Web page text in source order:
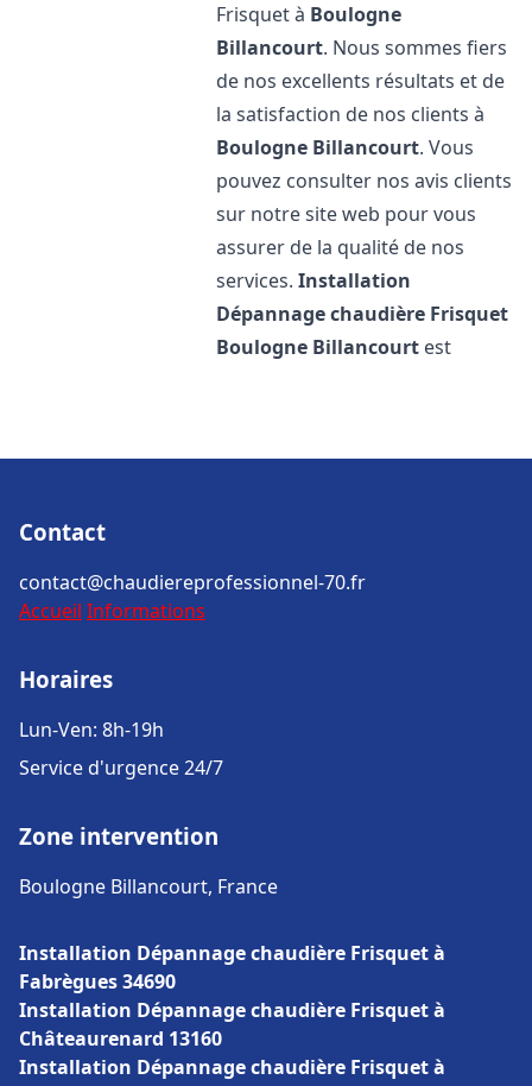
Frisquet à Boulogne
Billancourt. Nous sommes fiers
de nos excellents résultats et de
la satisfaction de nos clients à
Boulogne Billancourt. Vous
pouvez consulter nos avis clients
sur notre site web pour vous
assurer de la qualité de nos
services.Installation
Dépannage chaudière Frisquet
Boulogne Billancourt est
Contact
contact@chaudiereprofessionnel-70.fr
Accueil Informations
Horaires
Lun-Ven: 8h-19h
Service d'urgence 24/7
Zone intervention
Boulogne Billancourt, France
Installation Dépannage chaudière Frisquet à
Fabrègues 34690
Installation Dépannage chaudière Frisquet à
Châteaurenard 13160
Installation Dépannage chaudière Frisquet à